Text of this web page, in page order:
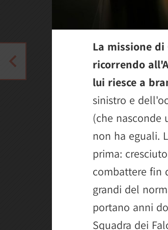
La missione
ricorrendo
lui riesce a
sinistro e
(che nasconde
non ha eguali.
prima:
combattere fin
grandi del
portano anni
Squadra dei